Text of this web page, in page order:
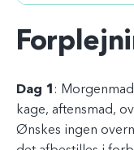
Dag 1 :
kage, aftensmad,
Ønskes ingen